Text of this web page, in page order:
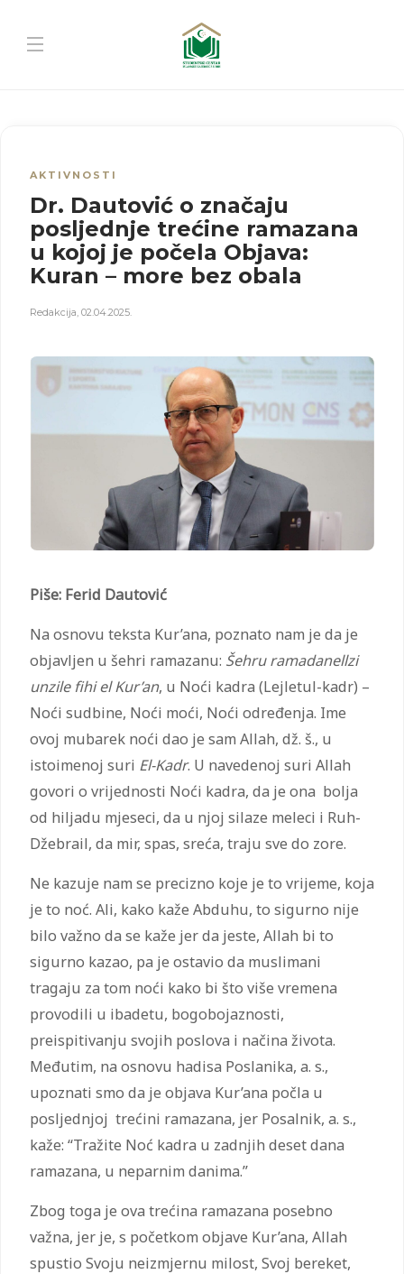
AKTIVNOSTI
Dr. Dautović o značaju
posljednje trećine ramazana
u kojoj je počela Objava:
Kuran – more bez obala
Redakcija, 02.04.2025.
Piše: Ferid Dautović
Na osnovu teksta Kur’ana, poznato nam je da je
objavljen u šehri ramazanu: Šehru ramadanellzi
unzile fihi el Kur’an, u Noći kadra (Lejletul-kadr) –
Noći sudbine, Noći moći, Noći određenja. Ime
ovoj mubarek noći dao je sam Allah, dž. š., u
istoimenoj suri El-Kadr. U navedenoj suri Allah
govori o vrijednosti Noći kadra, da je ona bolja
od hiljadu mjeseci, da u njoj silaze meleci i Ruh-
Džebrail, da mir, spas, sreća, traju sve do zore.
Ne kazuje nam se precizno koje je to vrijeme, koja
je to noć. Ali, kako kaže Abduhu, to sigurno nije
bilo važno da se kaže jer da jeste, Allah bi to
sigurno kazao, pa je ostavio da muslimani
tragaju za tom noći kako bi što više vremena
provodili u ibadetu, bogobojaznosti,
preispitivanju svojih poslova i načina života.
Međutim, na osnovu hadisa Poslanika, a. s.,
upoznati smo da je objava Kur’ana počla u
posljednjoj trećini ramazana, jer Posalnik, a. s.,
kaže: “Tražite Noć kadra u zadnjih deset dana
ramazana, u neparnim danima.”
Zbog toga je ova trećina ramazana posebno
važna, jer je, s početkom objave Kur’ana, Allah
spustio Svoju neizmjernu milost, Svoj bereket,